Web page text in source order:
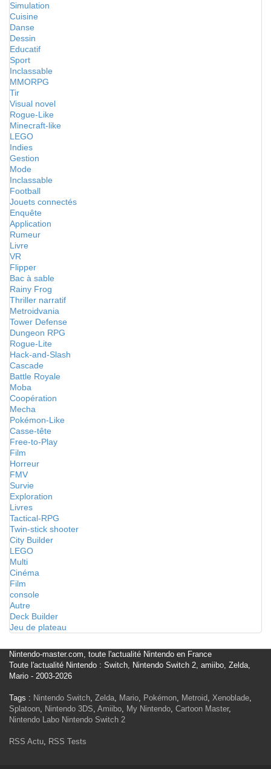
Simulation
Cuisine
Danse
Dessin
Educatif
Sport
Inclassable
MMORPG
Tir
Visual novel
Rogue-Like
Minecraft-like
LEGO
Indies
Gestion
Mode
Inclassable
Football
Jouets connectés
Enquête
Application
Rumeur
Livre
VR
Flipper
Bac à sable
Rainy Frog
Thriller narratif
Metroidvania
Tower Defense
Dungeon RPG
Rogue-Lite
Hack-and-Slash
Cascade
Battle Royale
Moba
Coopération
Mecha
Pokémon-Like
Casse-tête
Free-to-Play
Film
Horreur
FMV
Survie
Exploration
Livres
Tactical-RPG
Twin-stick shooter
City Builder
LEGO
Multi
Cinéma
Film
console
Autre
Deck Builder
Jeu de plateau
Nintendo-master.com, toute l'actualité Nintendo en France
Toute l'actualité Nintendo : Switch, Nintendo Switch 2, amiibo, Zelda,
Mario - 2003-2026
Tags : Nintendo Switch, Zelda, Mario, Pokémon, Metroid, Xenoblade,
Splatoon, Nintendo 3DS, Amiibo, My Nintendo, Cartoon Master,
Nintendo Labo Nintendo Switch 2
RSS Actu, RSS Tests